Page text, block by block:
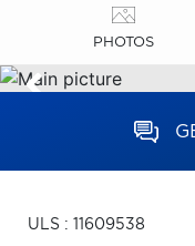
PHOTOS
ULS : 11609538